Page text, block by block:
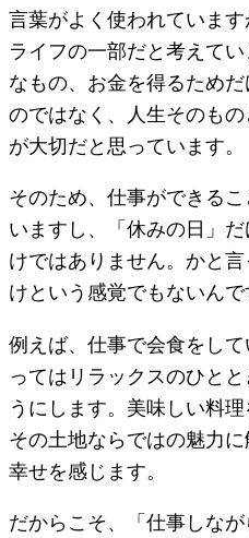
言葉がよく使われていま
ライフの一部だと考えて
なもの、お金を得るため
のではなく、人生そのも
が大切だと思っています。
そのため、仕事ができる
いますし、「休みの日」
けではありません。かと
けという感覚でもないんで
例えば、仕事で会食をし
ってはリラックスのひと
うにします。美味しい料理
その土地ならではの魅力
幸せを感じます。
だからこそ、「仕事しな